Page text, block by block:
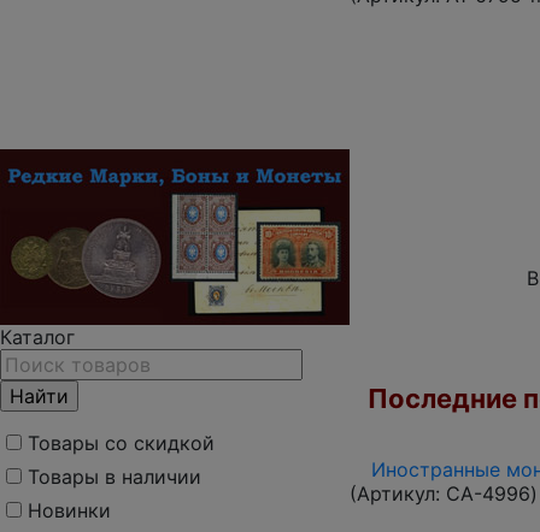
Каталог
Товары со скидкой
Товары в наличии
Новинки
Последние
Иностранные
(Артикул: CA-4996)